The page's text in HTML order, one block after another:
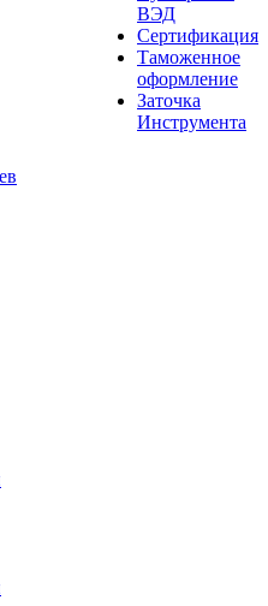
ВЭД
Сертификация
Таможенное
оформление
Заточка
Инструмента